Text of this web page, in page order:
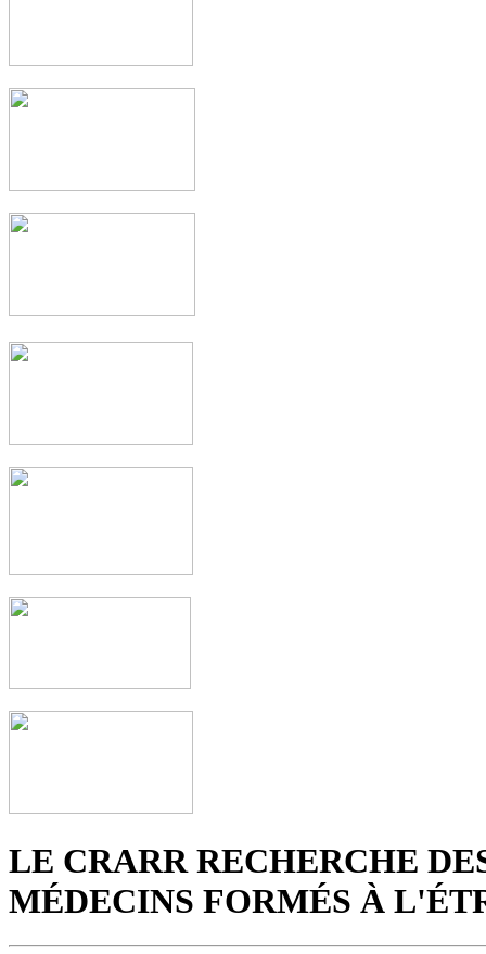
LE CRARR RECHERCHE
MÉDECINS FORMÉS À